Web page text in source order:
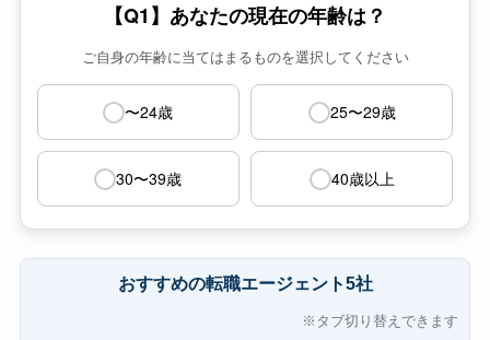
【Q1】あなたの現在の年齢は？
ご自身の年齢に当てはまるものを選択してください
〜24歳 25〜29歳
30〜39歳 40歳以上
おすすめの転職エージェント5社
※タブ切り替えできます